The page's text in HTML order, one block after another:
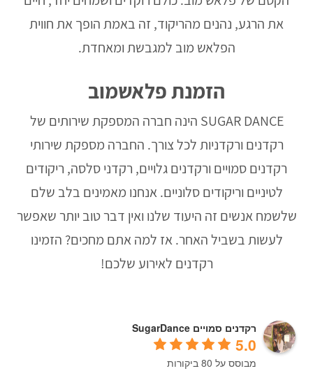
את הרגע, נהנים מהריקוד, זה באמת הופך את חווית
הפלאש מוב למגבשת ומאחדת.
הזמנת פלאשמוב
SUGAR DANCE הינה חברה המספקת שירותים של
רקדנים ורקדניות לכל צורך. החברה מספקת שירותי
רקדנים סמויים ורקדנים גלויים, רקדני סלסה, ריקודים
לטיניים וריקודים סלוניים. אנחנו מאמינים בלב שלם
שלשמח אנשים זה היעוד שלנו ואין דבר טוב יותר שאפשר
לעשות בשביל האחר. אז למה אתם מחכים? הזמינו
רקדנים לאירוע שלכם!
רקדנים סמויים SugarDance
5.0
מבוסס על 80 ביקורות